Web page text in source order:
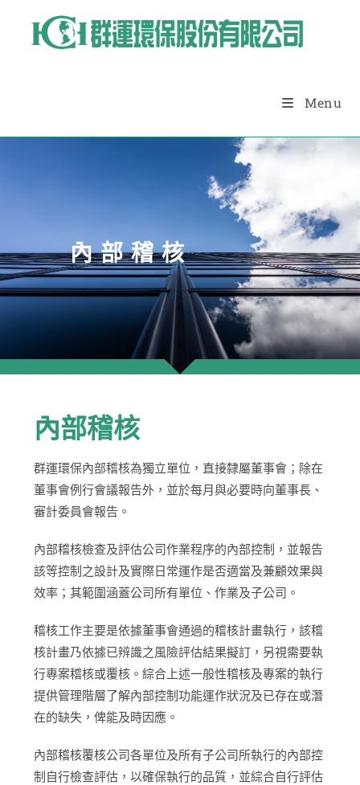
Menu
內部稽核
內部稽核
群運環保內部稽核為獨立單位，直接隸屬董事會；除在
董事會例行會議報告外，並於每月與必要時向董事長、
審計委員會報告。
內部稽核檢查及評估公司作業程序的內部控制，並報告
該等控制之設計及實際日常運作是否適當及兼顧效果與
效率；其範圍涵蓋公司所有單位、作業及子公司。
稽核工作主要是依據董事會通過的稽核計畫執行，該稽
核計畫乃依據已辨識之風險評估結果擬訂，另視需要執
行專案稽核或覆核。綜合上述一般性稽核及專案的執行
提供管理階層了解內部控制功能運作狀況及已存在或潛
在的缺失，俾能及時因應。
內部稽核覆核公司各單位及所有子公司所執行的內部控
制自行檢查評估，以確保執行的品質，並綜合自行評估